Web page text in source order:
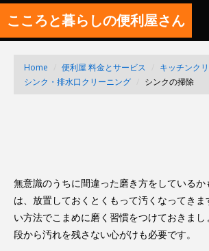
こころと暮らしの便利屋さん
SITEMAP
Home 便利屋 料金とサービス キッチンク
シンク・排水口クリーニング
シンクの掃除
無意識のうちに間違った磨き方をしているか
は、放置しておくとくもって汚くなってきま
い方法でこまめに磨く習慣をつけておきま
段から汚れを残さない心がけも必要です。